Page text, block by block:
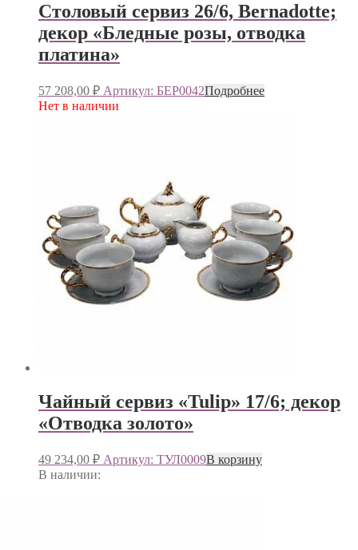
Столовый сервиз 26/6, Bernadotte;
декор «Бледные розы, отводка
платина»
57 208,00 ₽ Артикул: БЕР0042Подробнее
Нет в наличии
Чайный сервиз «Tulip» 17/6; декор
«Отводка золото»
49 234,00 ₽ Артикул: ТУЛ0009В корзину
В наличии: